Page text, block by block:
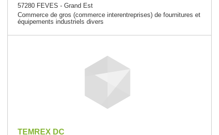
57280 FEVES - Grand Est
Commerce de gros (commerce interentreprises) de fournitures et
équipements industriels divers
TEMREX DC